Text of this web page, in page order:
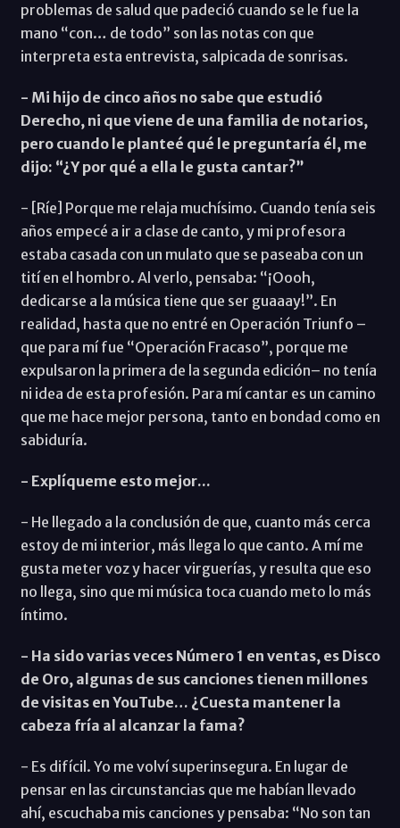
problemas de salud que padeció cuando se le fue la
mano “con… de todo” son las notas con que
interpreta esta entrevista, salpicada de sonrisas.
- Mi hijo de cinco años no sabe que estudió
Derecho, ni que viene de una familia de notarios,
pero cuando le planteé qué le preguntaría él, me
dijo: “¿Y por qué a ella le gusta cantar?”
- [Ríe] Porque me relaja muchísimo. Cuando tenía seis
años empecé a ir a clase de canto, y mi profesora
estaba casada con un mulato que se paseaba con un
tití en el hombro. Al verlo, pensaba: “¡Oooh,
dedicarse a la música tiene que ser guaaay!”. En
realidad, hasta que no entré en Operación Triunfo –
que para mí fue “Operación Fracaso”, porque me
expulsaron la primera de la segunda edición– no tenía
ni idea de esta profesión. Para mí cantar es un camino
que me hace mejor persona, tanto en bondad como en
sabiduría.
- Explíqueme esto mejor...
- He llegado a la conclusión de que, cuanto más cerca
estoy de mi interior, más llega lo que canto. A mí me
gusta meter voz y hacer virguerías, y resulta que eso
no llega, sino que mi música toca cuando meto lo más
íntimo.
- Ha sido varias veces Número 1 en ventas, es Disco
de Oro, algunas de sus canciones tienen millones
de visitas en YouTube… ¿Cuesta mantener la
cabeza fría al alcanzar la fama?
- Es difícil. Yo me volví superinsegura. En lugar de
pensar en las circunstancias que me habían llevado
ahí, escuchaba mis canciones y pensaba: “No son tan